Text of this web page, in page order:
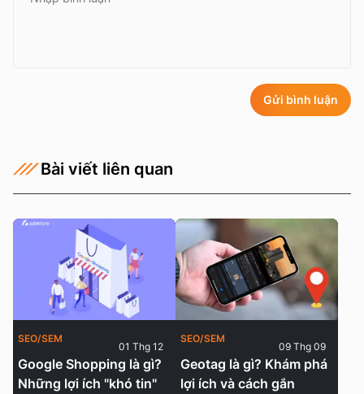
Gửi bình luận
Bài viết liên quan
Google Shopping là gì?
Những lợi ích "khó tin"
SEO/SEM
01 Thg 12
Geotag là gì? Khám phá
lợi ích và cách gắn
SEO/SEM
09 Thg 09